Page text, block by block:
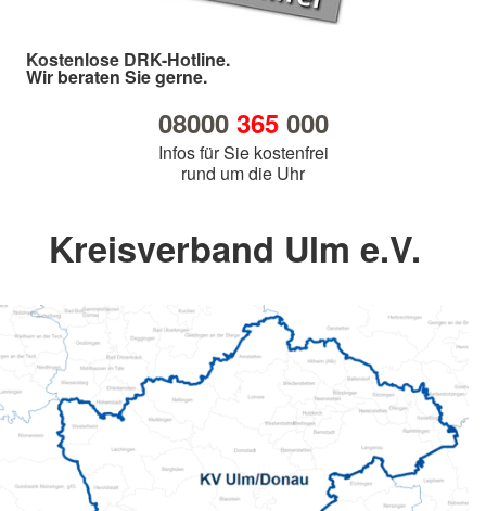
Kostenlose DRK-Hotline.
Wir beraten Sie gerne.
08000 365000
Infos für Sie kostenfrei
rund um die Uhr
Kreisverband Ulm e.V.